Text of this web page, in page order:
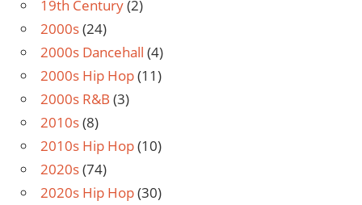
19th Century(2)
2000s(24)
2000s Dancehall (4)
2000s Hip Hop(11)
2000s R&B (3)
2010s(8)
2010s Hip Hop(10)
2020s(74)
2020s Hip Hop(30)